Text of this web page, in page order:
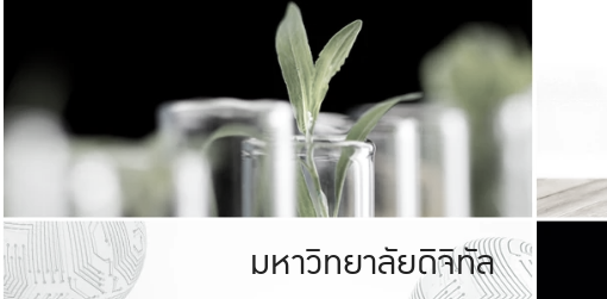
เกษตรศาสตร์ มีพื้นที่เขียวสดใส หนาแน่น
เป็นป่าในเมือง (URBAN FOREST)
เกษตรในเมือง (URBAN AGRICULTURE)
ที่นับรวมกันได้ประมาณ 1,400 ไร่
มหาวิทยาลัยรับผิดชอบต่อสังคม
มหาวิทยาลัยดิจิทัล